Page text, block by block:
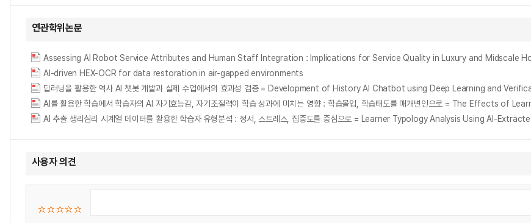
연관학위논문
AI-driven HEX-OCR for data restoration in air-gapped environments
딥러닝을 활용한 역사 AI 챗봇 개발과 실제 수업에서의 효과성 검증 = Development of History AI Chatbot using Deep Learning and
사용자 의견